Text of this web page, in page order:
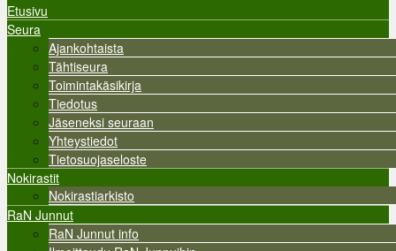
Valikko
Etusivu
Seura
Ajankohtaista
Tähtiseura
Toimintakäsikirja
Tiedotus
Jäseneksi seuraan
Yhteystiedot
Tietosuojaseloste
Nokirastit
Nokirastiarkisto
RaN Junnut
RaN Junnut info